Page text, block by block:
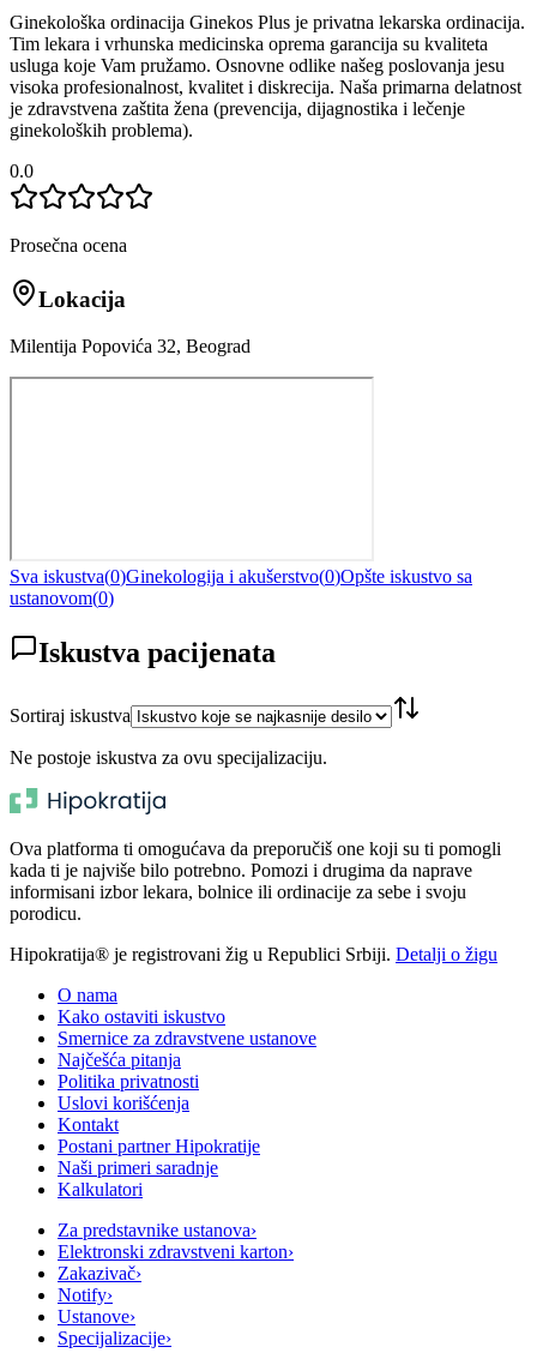
Ginekološka ordinacija Ginekos Plus je privatna lekarska ordinacija.
Tim lekara i vrhunska medicinska oprema garancija su kvaliteta
usluga koje Vam pružamo. Osnovne odlike našeg poslovanja jesu
visoka profesionalnost, kvalitet i diskrecija. Naša primarna delatnost
je zdravstvena zaštita žena (prevencija, dijagnostika i lečenje
ginekoloških problema).
0.0
Prosečna ocena
Lokacija
Milentija Popovića 32, Beograd
Sva iskustva(0)Ginekologija i akušerstvo(0)Opšte iskustvo sa
ustanovom(0)
Iskustva pacijenata
Sortiraj iskustva
Ne postoje iskustva za ovu specijalizaciju.
Ova platforma ti omogućava da preporučiš one koji su ti pomogli
kada ti je najviše bilo potrebno. Pomozi i drugima da naprave
informisani izbor lekara, bolnice ili ordinacije za sebe i svoju
porodicu.
Hipokratija® je registrovani žig u Republici Srbiji. Detalji o žigu
O nama
Kako ostaviti iskustvo
Smernice za zdravstvene ustanove
Najčešća pitanja
Politika privatnosti
Uslovi korišćenja
Kontakt
Postani partner Hipokratije
Naši primeri saradnje
Kalkulatori
Za predstavnike ustanova›
Elektronski zdravstveni karton›
Zakazivač›
Notify›
Ustanove›
Specijalizacije›